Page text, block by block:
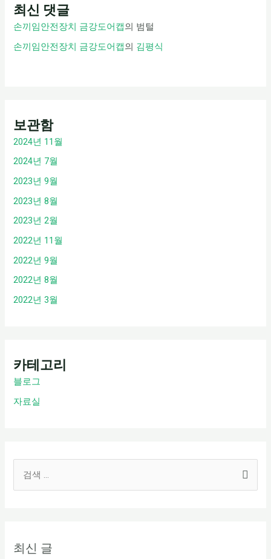
최신 댓글
손끼임안전장치 금강도어캡의 범털
손끼임안전장치 금강도어캡의 김평식
보관함
2024년 11월
2024년 7월
2023년 9월
2023년 8월
2023년 2월
2022년 11월
2022년 9월
2022년 8월
2022년 3월
카테고리
블로그
자료실
최신 글